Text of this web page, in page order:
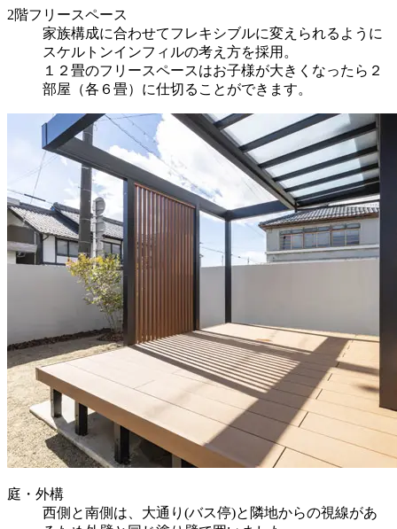
2階フリースペース
家族構成に合わせてフレキシブルに変えられるように
スケルトンインフィルの考え方を採用。
１２畳のフリースペースはお子様が大きくなったら２
部屋（各６畳）に仕切ることができます。
庭・外構
西側と南側は、大通り(バス停)と隣地からの視線があ